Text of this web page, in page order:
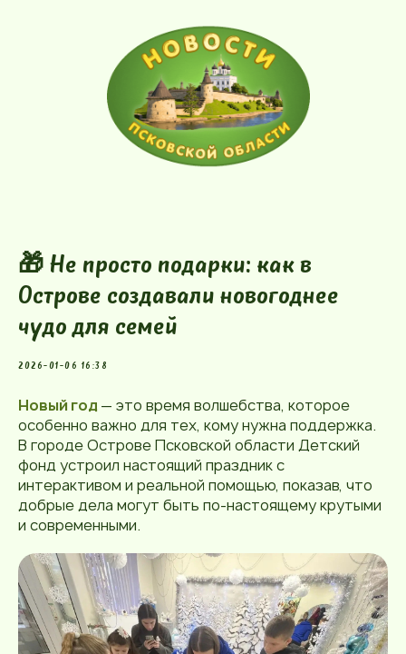
🎁 Не просто подарки: как в
Острове создавали новогоднее
чудо для семей
2026-01-06 16:38
Новый год — это время волшебства, которое
особенно важно для тех, кому нужна поддержка.
В городе Острове Псковской области Детский
фонд устроил настоящий праздник с
интерактивом и реальной помощью, показав, что
добрые дела могут быть по-настоящему крутыми
и современными.